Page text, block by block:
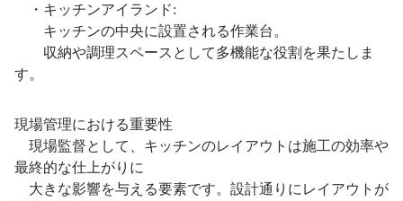
・キッチンアイランド:
キッチンの中央に設置される作業台。
収納や調理スペースとして多機能な役割を果たしま
す。
現場管理における重要性
現場監督として、キッチンのレイアウトは施工の効率や
最終的な仕上がりに
大きな影響を与える要素です。設計通りにレイアウトが